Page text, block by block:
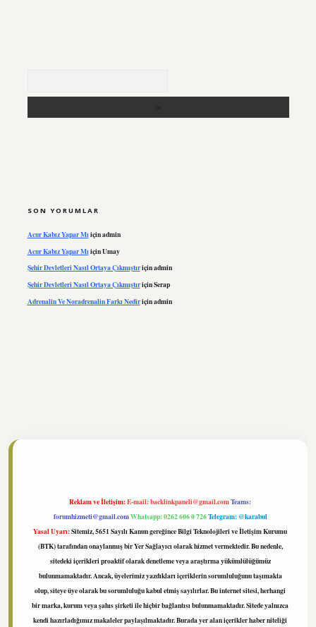
SON YORUMLAR
Acur Kabız Yapar Mıiçinadmin
Acur Kabız Yapar Mı içinUmay
Şehir Devletleri Nasıl Ortaya Çıkmıştıriçinadmin
Şehir Devletleri Nasıl Ortaya ÇıkmıştıriçinSerap
Adrenalin Ve Noradrenalin Farkı Nediriçinadmin
Reklam ve İletişim:E-mail:backlinkpaneli@gmail.comTeams:
forumhizmeti@gmail.comWhatsapp: 0262 606 0 726Telegram: @karabul
Yasal Uyarı:Sitemiz, 5651 Sayılı Kanun gereğince Bilgi Teknolojileri ve İletişim Kurumu
(BTK) tarafından onaylanmış bir Yer Sağlayıcı olarak hizmet vermektedir. Bu nedenle,
sitedeki içerikleri proaktif olarak denetleme veya araştırma yükümlülüğümüz
bulunmamaktadır. Ancak, üyelerimiz yazdıkları içeriklerin sorumluluğunu taşımakta
olup, siteye üye olarak bu sorumluluğu kabul etmiş sayılırlar. Bu internet sitesi, herhangi
bir marka, kurum veya şahıs şirketi ile hiçbir bağlantısı bulunmamaktadır. Sitede yalnızca
kendi hazırladığımız makaleler paylaşılmaktadır. Burada yer alan içerikler haber niteliği